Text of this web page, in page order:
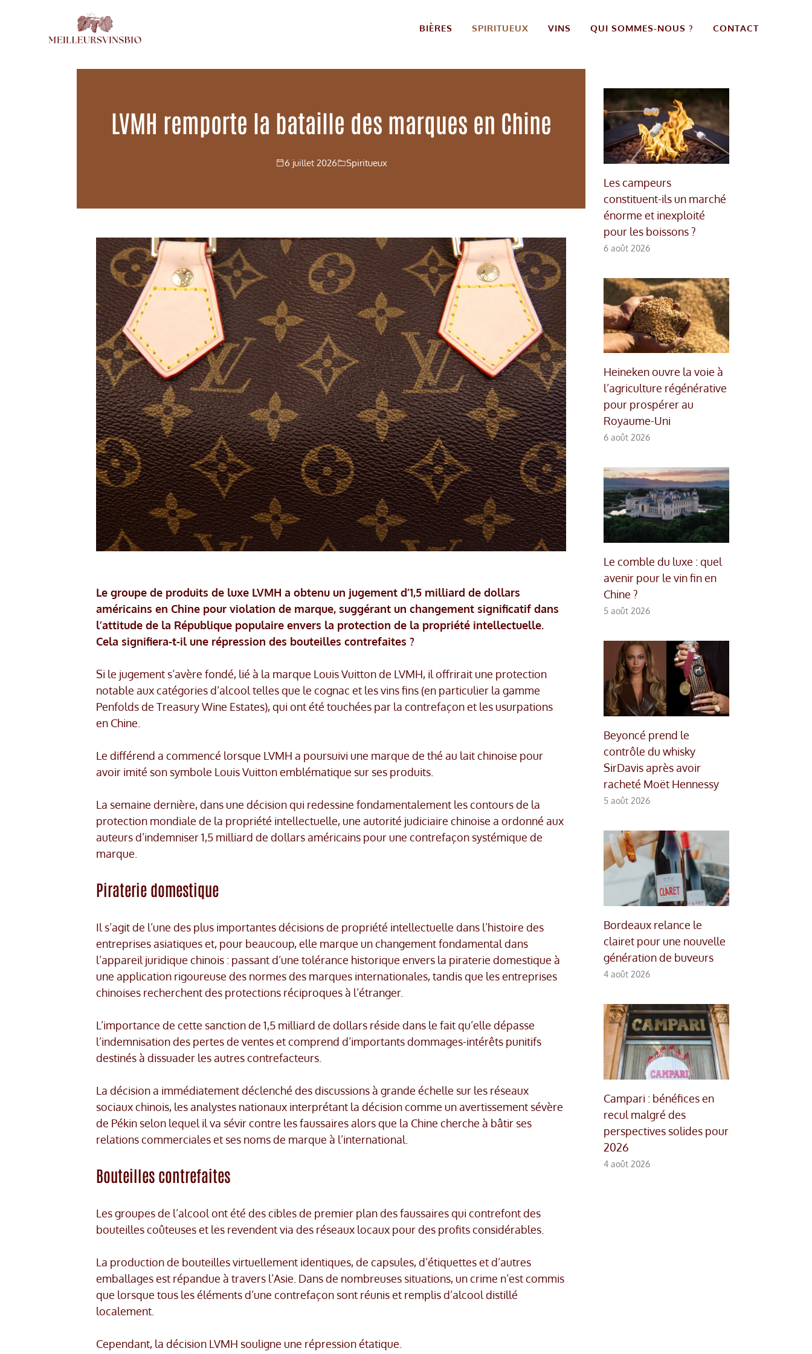
BIÈRES SPIRITUEUX VINS QUI SOMMES-NOUS ? CONTACT
LVMH remporte la bataille des marques en Chine
6 juillet 2026 Spiritueux
Le groupe de produits de luxe LVMH a obtenu un jugement d’1,5 milliard de dollars
américains en Chine pour violation de marque, suggérant un changement significatif dans
l’attitude de la République populaire envers la protection de la propriété intellectuelle.
Cela signifiera-t-il une répression des bouteilles contrefaites ?
Si le jugement s’avère fondé, lié à la marque Louis Vuitton de LVMH, il offrirait une protection
notable aux catégories d’alcool telles que le cognac et les vins fins (en particulier la gamme
Penfolds de Treasury Wine Estates), qui ont été touchées par la contrefaçon et les usurpations
en Chine.
Le différend a commencé lorsque LVMH a poursuivi une marque de thé au lait chinoise pour
avoir imité son symbole Louis Vuitton emblématique sur ses produits.
La semaine dernière, dans une décision qui redessine fondamentalement les contours de la
protection mondiale de la propriété intellectuelle, une autorité judiciaire chinoise a ordonné aux
auteurs d’indemniser 1,5 milliard de dollars américains pour une contrefaçon systémique de
marque.
Piraterie domestique
Il s’agit de l’une des plus importantes décisions de propriété intellectuelle dans l’histoire des
entreprises asiatiques et, pour beaucoup, elle marque un changement fondamental dans
l’appareil juridique chinois : passant d’une tolérance historique envers la piraterie domestique à
une application rigoureuse des normes des marques internationales, tandis que les entreprises
chinoises recherchent des protections réciproques à l’étranger.
L’importance de cette sanction de 1,5 milliard de dollars réside dans le fait qu’elle dépasse
l’indemnisation des pertes de ventes et comprend d’importants dommages-intérêts punitifs
destinés à dissuader les autres contrefacteurs.
La décision a immédiatement déclenché des discussions à grande échelle sur les réseaux
sociaux chinois, les analystes nationaux interprétant la décision comme un avertissement sévère
de Pékin selon lequel il va sévir contre les faussaires alors que la Chine cherche à bâtir ses
relations commerciales et ses noms de marque à l’international.
Bouteilles contrefaites
Les groupes de l’alcool ont été des cibles de premier plan des faussaires qui contrefont des
bouteilles coûteuses et les revendent via des réseaux locaux pour des profits considérables.
La production de bouteilles virtuellement identiques, de capsules, d’étiquettes et d’autres
emballages est répandue à travers l’Asie. Dans de nombreuses situations, un crime n’est commis
que lorsque tous les éléments d’une contrefaçon sont réunis et remplis d’alcool distillé
localement.
Cependant, la décision LVMH souligne une répression étatique.
Les campeurs
constituent-ils un marché
énorme et inexploité
pour les boissons ?
6 août 2026
Heineken ouvre la voie à
l’agriculture régénérative
pour prospérer au
Royaume-Uni
6 août 2026
Le comble du luxe : quel
avenir pour le vin fin en
Chine ?
5 août 2026
Beyoncé prend le
contrôle du whisky
SirDavis après avoir
racheté Moët Hennessy
5 août 2026
Bordeaux relance le
clairet pour une nouvelle
génération de buveurs
4 août 2026
Campari : bénéfices en
recul malgré des
perspectives solides pour
2026
4 août 2026